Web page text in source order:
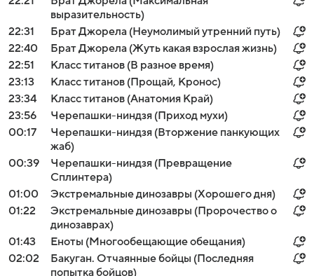
выразительность)
22:31
Брат Джорела (Неумолимый утренний путь)
22:40
Брат Джорела (Жуть какая взрослая жизнь)
22:51
Класс титанов (В разное время)
23:13
Класс титанов (Прощай, Кронос)
23:34
Класс титанов (Анатомия Край)
23:56
Черепашки-ниндзя (Приход мухи)
00:17
Черепашки-ниндзя (Вторжение панкующих
жаб)
00:39
Черепашки-ниндзя (Превращение
Сплинтера)
01:00
Экстремальные динозавры (Хорошего дня)
01:22
Экстремальные динозавры (Пророчество о
динозаврах)
01:43
Еноты (Многообещающие обещания)
02:02
Бакуган. Отчаянные бойцы (Последняя
попытка бойцов)